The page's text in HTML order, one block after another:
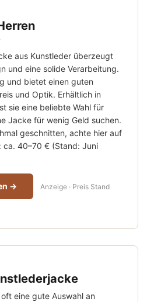
aus Kunstleder überzeugt
und eine solide Verarbeitung.
und bietet einen guten
und Optik. Erhältlich in
sie eine beliebte Wahl für
Jacke für wenig Geld suchen.
geschnitten, achte hier auf
ca. 40–70 € (Stand: Juni
→ Anzeige · Preis Stand
eine gute Auswahl an